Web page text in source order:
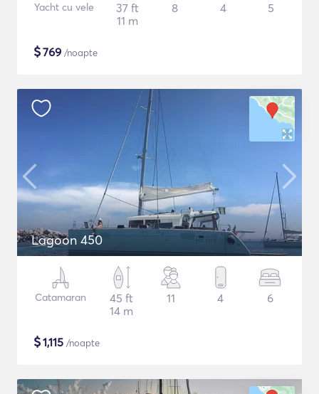
Yacht cu vele
37 ft
11 m
8 4 5
$769 /noapte
Lagoon 450
Catamaran
45 ft
14 m
11 4 6
$1,115 /noapte